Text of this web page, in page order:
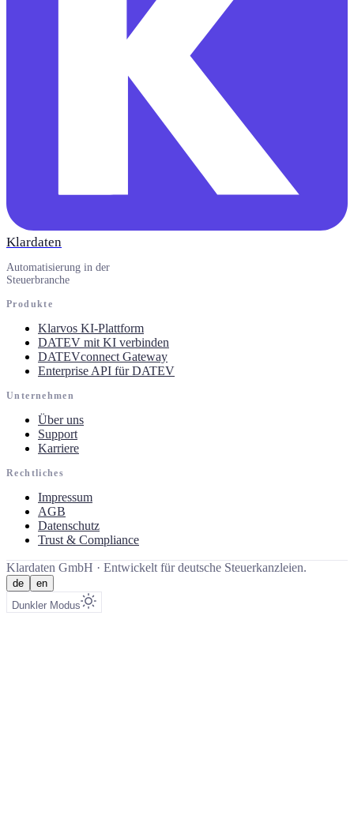
Klardaten
Automatisierung in der
Steuerbranche
Produkte
Klarvos KI-Plattform
DATEV mit KI verbinden
DATEVconnect Gateway
Enterprise API für DATEV
Unternehmen
Über uns
Support
Karriere
Rechtliches
Impressum
AGB
Datenschutz
Trust & Compliance
Klardaten GmbH · Entwickelt für deutsche Steuerkanzleien.
de
en
Dunkler Modus